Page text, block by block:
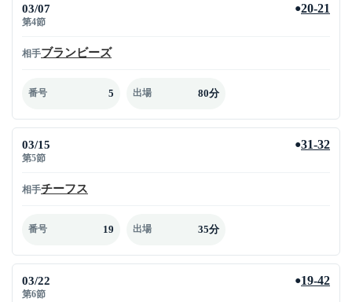
03/07
第4節
●20-21
相手ブランビーズ
番号 5 出場 80分
03/15
第5節
●31-32
相手チーフス
番号 19 出場 35分
03/22
第6節
●19-42